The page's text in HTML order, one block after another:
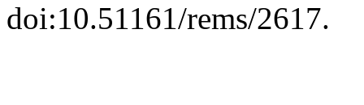
doi:10.51161/rems/2617.